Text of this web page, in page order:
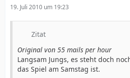
19. Juli 2010 um 19:23
Zitat
Original von 55 mails per hour
Langsam Jungs, es steht doch
das Spiel am Samstag ist.